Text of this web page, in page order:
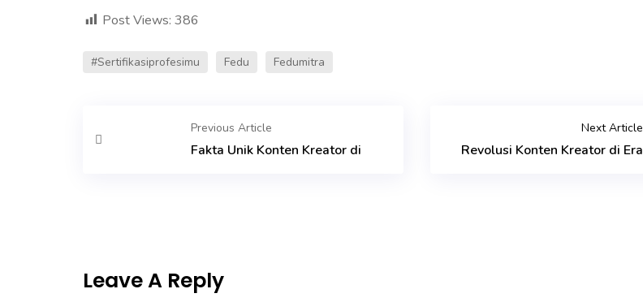
Post Views: 386
#sertifikasiprofesimu Fedu Fedumitra
Previous Article
Fakta Unik Konten Kreator di
Next Article
Revolusi Konten Kreator di Era
Leave A Reply